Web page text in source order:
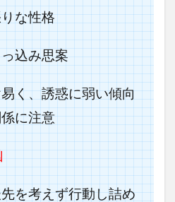
な性格
込み思案
く、誘惑に弱い傾向
に注意
を考えず行動し詰め